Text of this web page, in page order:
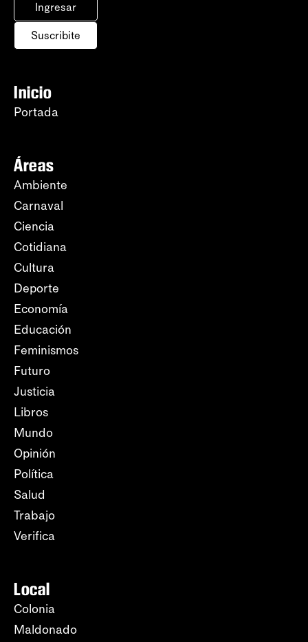
Ingresar
Suscribite
Inicio
Portada
Áreas
Ambiente
Carnaval
Ciencia
Cotidiana
Cultura
Deporte
Economía
Educación
Feminismos
Futuro
Justicia
Libros
Mundo
Opinión
Política
Salud
Trabajo
Verifica
Local
Colonia
Maldonado